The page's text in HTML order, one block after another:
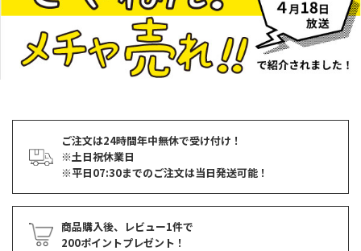
ご注文は24時間年中無休で受け付け！
※土日祝休業日
※平日07:30までのご注文は当日発送可能！
商品購入後、レビュー1件で
200ポイントプレゼント！